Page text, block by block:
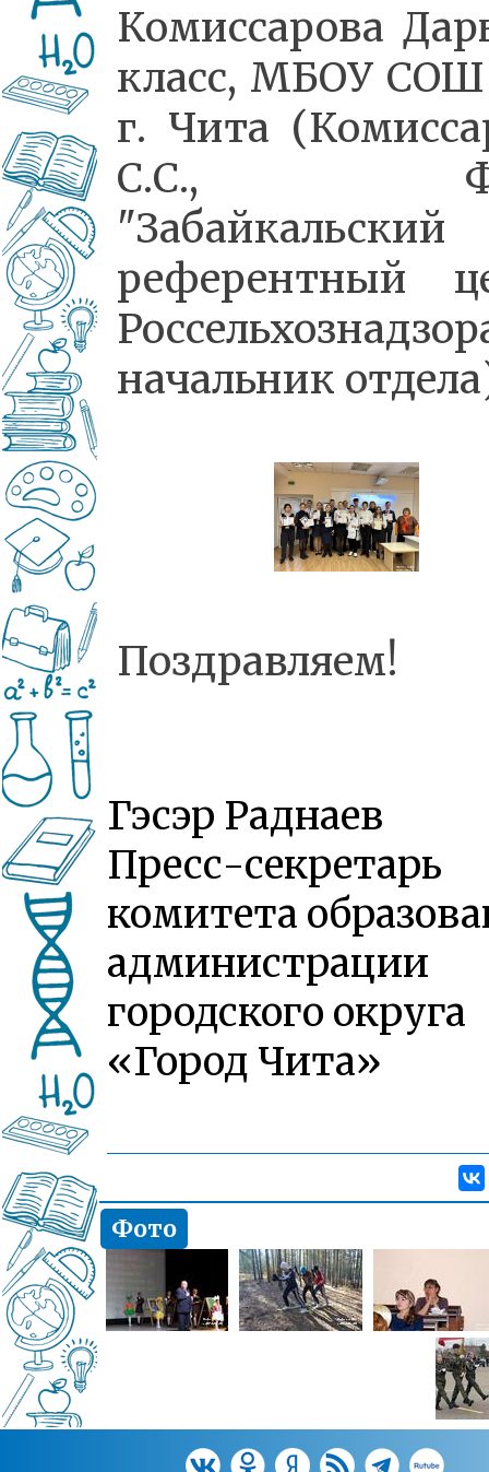
Комиссарова
класс, МБОУ
г. Чита
С.С.,
"Забайкальский
референтный
начальник
Поздравляем!
Гэсэр Раднаев
Пресс-секретарь
комитета
администрации
городского округа
«Город Чита»
Фото